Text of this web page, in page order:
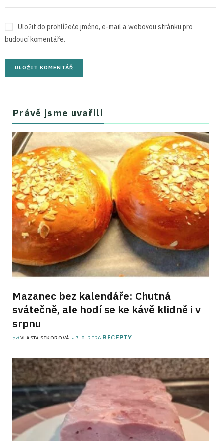
Uložit do prohlížeče jméno, e-mail a webovou stránku pro
budoucí komentáře.
Právě jsme uvařili
Mazanec bez kalendáře: Chutná
svátečně, ale hodí se ke kávě klidně i v
srpnu
odVLASTA SIKOROVÁ 7. 8. 2026 RECEPTY